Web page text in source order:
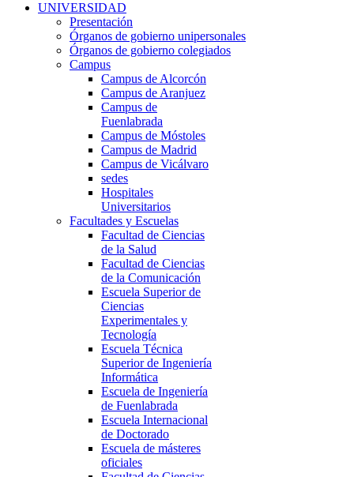
UNIVERSIDAD
Presentación
Órganos de gobierno unipersonales
Órganos de gobierno colegiados
Campus
Campus de Alcorcón
Campus de Aranjuez
Campus de
Fuenlabrada
Campus de Móstoles
Campus de Madrid
Campus de Vicálvaro
sedes
Hospitales
Universitarios
Facultades y Escuelas
Facultad de Ciencias
de la Salud
Facultad de Ciencias
de la Comunicación
Escuela Superior de
Ciencias
Experimentales y
Tecnología
Escuela Técnica
Superior de Ingeniería
Informática
Escuela de Ingeniería
de Fuenlabrada
Escuela Internacional
de Doctorado
Escuela de másteres
oficiales